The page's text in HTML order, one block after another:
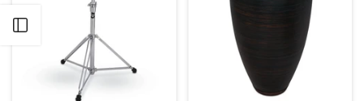
Abrir barra lateral